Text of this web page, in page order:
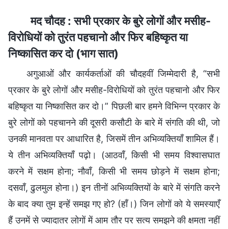
मद चौदह : सभी प्रकार के बुरे लोगों और मसीह-
विरोधियों को तुरंत पहचानो और फिर बहिष्कृत या
निष्कासित कर दो (भाग सात)
अगुआओं और कार्यकर्ताओं की चौदहवीं जिम्मेदारी है, “सभी
प्रकार के बुरे लोगों और मसीह-विरोधियों को तुरंत पहचानो और फिर
बहिष्कृत या निष्कासित कर दो।” पिछली बार हमने विभिन्न प्रकार के
बुरे लोगों को पहचानने की दूसरी कसौटी के बारे में संगति की थी, जो
उनकी मानवता पर आधारित है, जिसमें तीन अभिव्यक्तियाँ शामिल हैं।
ये तीन अभिव्यक्तियाँ पढ़ो। (आठवाँ, किसी भी समय विश्वासघात
करने में सक्षम होना; नौवाँ, किसी भी समय छोड़ने में सक्षम होना;
दसवाँ, ढुलमुल होना।) इन तीनों अभिव्यक्तियों के बारे में संगति करने
के बाद क्या तुम इन्हें समझ गए हो? (हाँ।) जिन लोगों को ये समस्याएँ
हैं उनमें से ज्यादातर लोगों में आम तौर पर सत्य समझने की क्षमता नहीं